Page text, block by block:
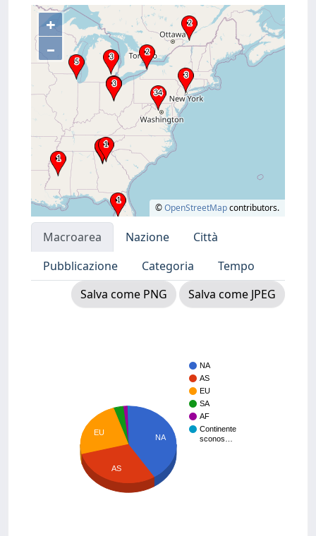
+
–
©OpenStreetMapcontributors.
Macroarea Nazione
Città
Pubblicazione
Categoria
Tempo
Salva come PNG
Salva come JPEG
NA
AS
EU
SA
AF
Continente
sconos…
NA
EU
AS